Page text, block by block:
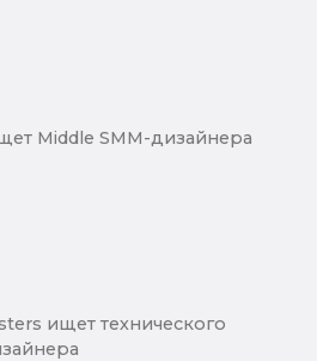
Middle SMM-дизайнера
ищет технического